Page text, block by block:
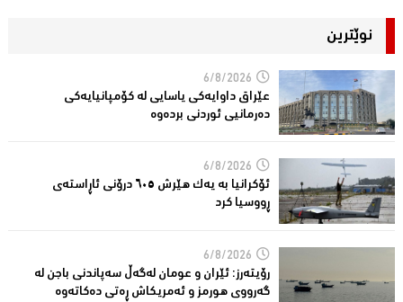
نوێترین
6/8/2026
عێراق داوایەکی یاسایی لە کۆمپانیایه‌كی
دەرمانیى ئوردنی بردەوە
6/8/2026
ئۆکرانیا بە یەک هێرش ٦٠٥ درۆنی ئاڕاستەى
ڕووسیا کرد
6/8/2026
رۆیتەرز: ئێران و عومان لەگەڵ سەپاندنی باجن لە
گەرووی هورمز و ئەمریکاش ڕەتی دەکاتەوە